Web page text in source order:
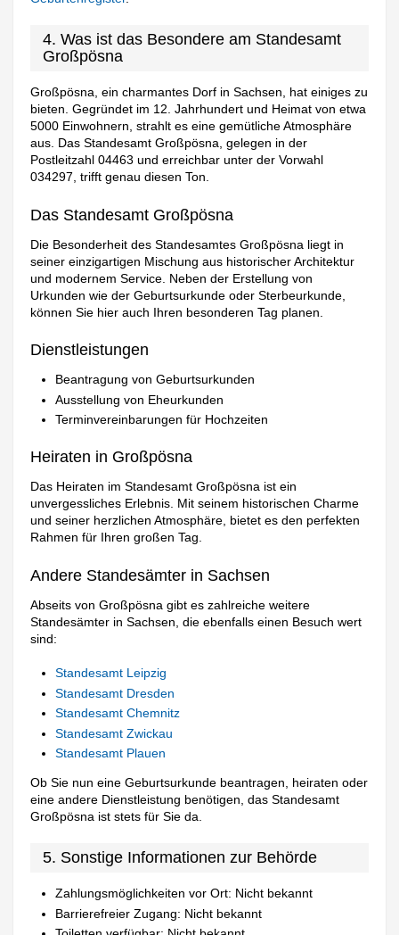
4. Was ist das Besondere am Standesamt
Großpösna
Großpösna, ein charmantes Dorf in Sachsen, hat einiges zu
bieten. Gegründet im 12. Jahrhundert und Heimat von etwa
5000 Einwohnern, strahlt es eine gemütliche Atmosphäre
aus. Das Standesamt Großpösna, gelegen in der
Postleitzahl 04463 und erreichbar unter der Vorwahl
034297, trifft genau diesen Ton.
Das Standesamt Großpösna
Die Besonderheit des Standesamtes Großpösna liegt in
seiner einzigartigen Mischung aus historischer Architektur
und modernem Service. Neben der Erstellung von
Urkunden wie der Geburtsurkunde oder Sterbeurkunde,
können Sie hier auch Ihren besonderen Tag planen.
Dienstleistungen
Beantragung von Geburtsurkunden
Ausstellung von Eheurkunden
Terminvereinbarungen für Hochzeiten
Heiraten in Großpösna
Das Heiraten im Standesamt Großpösna ist ein
unvergessliches Erlebnis. Mit seinem historischen Charme
und seiner herzlichen Atmosphäre, bietet es den perfekten
Rahmen für Ihren großen Tag.
Andere Standesämter in Sachsen
Abseits von Großpösna gibt es zahlreiche weitere
Standesämter in Sachsen, die ebenfalls einen Besuch wert
sind:
Standesamt Leipzig
Standesamt Dresden
Standesamt Chemnitz
Standesamt Zwickau
Standesamt Plauen
Ob Sie nun eine Geburtsurkunde beantragen, heiraten oder
eine andere Dienstleistung benötigen, das Standesamt
Großpösna ist stets für Sie da.
5. Sonstige Informationen zur Behörde
Zahlungsmöglichkeiten vor Ort: Nicht bekannt
Barrierefreier Zugang: Nicht bekannt